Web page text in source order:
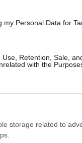
Personal Data for
Retention, Sale,
with the
storage related to
a gyász
a különcség, a